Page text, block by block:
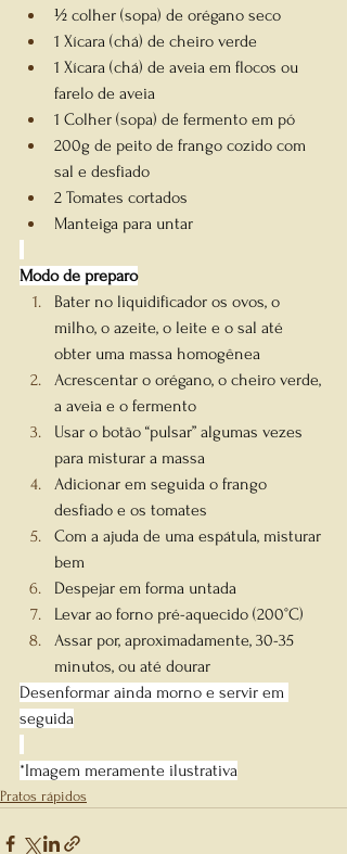
½ colher (sopa) de orégano seco
1 Xícara (chá) de cheiro verde
1 Xícara (chá) de aveia em flocos ou
farelo de aveia
1 Colher (sopa) de fermento em pó
200g de peito de frango cozido com
sal e desfiado
2 Tomates cortados
Manteiga para untar
Modo de preparo
Bater no liquidificador os ovos, o
milho, o azeite, o leite e o sal até
obter uma massa homogênea
Acrescentar o orégano, o cheiro verde,
a aveia e o fermento
Usar o botão “pulsar” algumas vezes
para misturar a massa
Adicionar em seguida o frango
desfiado e os tomates
Com a ajuda de uma espátula, misturar
bem
Despejar em forma untada
Levar ao forno pré-aquecido (200°C)
Assar por, aproximadamente, 30-35
minutos, ou até dourar
Desenformar ainda morno e servir em
seguida
*Imagem meramente ilustrativa
Pratos rápidos